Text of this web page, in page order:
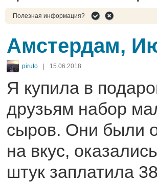
Полезная информация?
Амстердам,
piruto 15.06.2018
Я купила в
друзьям набор
сыров. Они были
на вкус,
штук заплатила